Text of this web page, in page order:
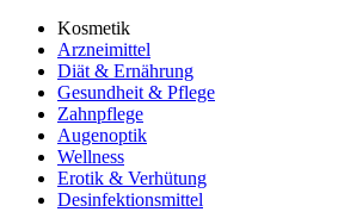
Kosmetik
Arzneimittel
Diät & Ernährung
Gesundheit & Pflege
Zahnpflege
Augenoptik
Wellness
Erotik & Verhütung
Desinfektionsmittel